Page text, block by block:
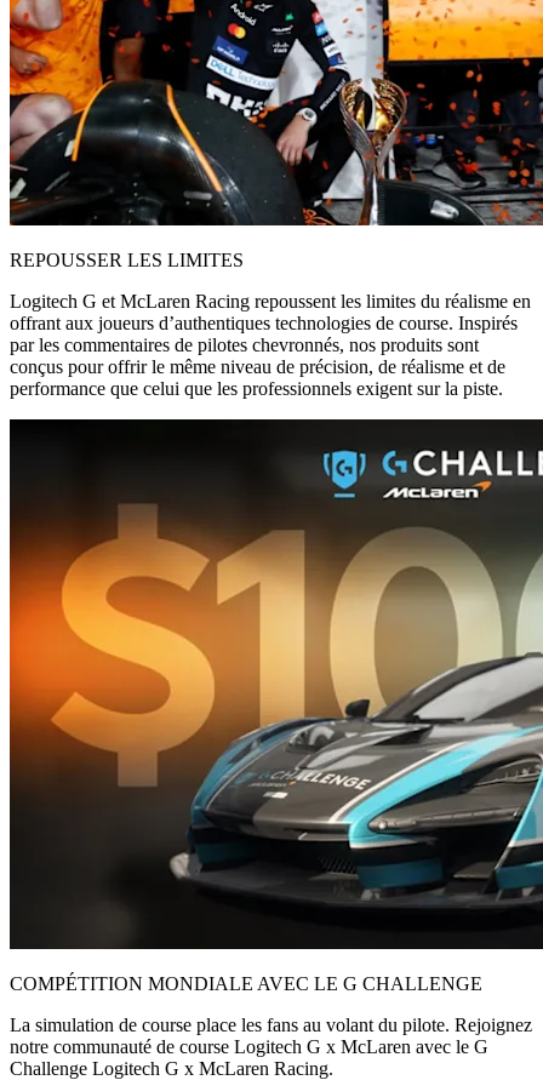
REPOUSSER LES LIMITES
Logitech G et McLaren Racing repoussent les limites du réalisme en
offrant aux joueurs d’authentiques technologies de course. Inspirés
par les commentaires de pilotes chevronnés, nos produits sont
conçus pour offrir le même niveau de précision, de réalisme et de
performance que celui que les professionnels exigent sur la piste.
COMPÉTITION MONDIALE AVEC LE G CHALLENGE
La simulation de course place les fans au volant du pilote. Rejoignez
notre communauté de course Logitech G x McLaren avec le G
Challenge Logitech G x McLaren Racing.